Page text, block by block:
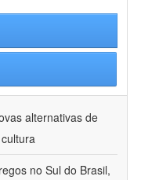
alternativas de
no Sul do Brasil,